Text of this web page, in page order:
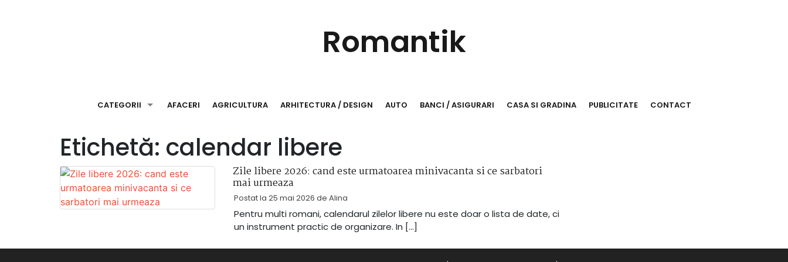
Romantik
CATEGORII AFACERI AGRICULTURA ARHITECTURA / DESIGN AUTO BANCI / ASIGURARI CASA SI GRADINA PUBLICITATE CONTACT
Etichetă: calendar libere
Zile libere 2026: cand este urmatoarea minivacanta si ce sarbatori
mai urmeaza
Postat la 25 mai 2026 de Alina
Pentru multi romani, calendarul zilelor libere nu este doar o lista de date, ci
un instrument practic de organizare. In […]